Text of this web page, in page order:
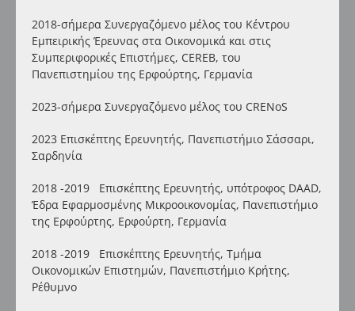
2018-σήμερα Συνεργαζόμενο μέλος του Κέντρου
Εμπειρικής Έρευνας στα Οικονομικά και στις
Συμπεριφορικές Επιστήμες, CEREB, του
Πανεπιστημίου της Ερφούρτης, Γερμανία
2023-σήμερα Συνεργαζόμενο μέλος του CRENoS
2023 Επισκέπτης Ερευνητής, Πανεπιστήμιο Σάσσαρι,
Σαρδηνία
2018 -2019 Επισκέπτης Ερευνητής, υπότροφος DAAD,
Έδρα Εφαρμοσμένης Μικροοικονομίας, Πανεπιστήμιο
της Ερφούρτης, Ερφούρτη, Γερμανία
2018 -2019 Επισκέπτης Ερευνητής, Τμήμα
Οικονομικών Επιστημών, Πανεπιστήμιο Κρήτης,
Ρέθυμνο